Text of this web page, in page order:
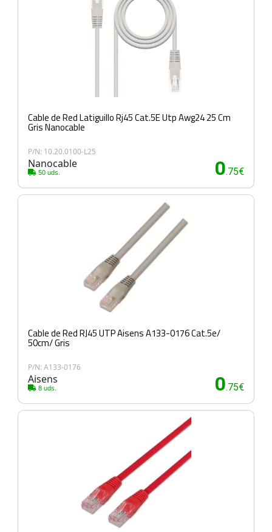
Cable de Red Latiguillo Rj45 Cat.5E Utp Awg24 25 Cm
Gris Nanocable
P/N: 10.20.0100-L25
Nanocable
50 uds. 0.75€
Cable de Red RJ45 UTP Aisens A133-0176 Cat.5e/
50cm/ Gris
P/N: A133-0176
Aisens
8 uds. 0.75€